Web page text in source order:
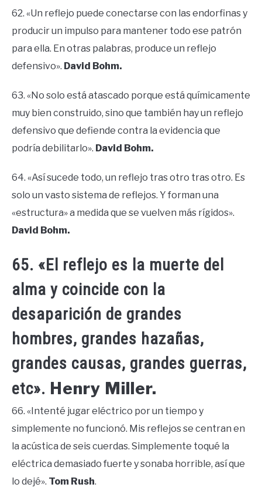
62. «Un reflejo puede conectarse con las endorfinas y
producir un impulso para mantener todo ese patrón
para ella. En otras palabras, produce un reflejo
defensivo». David Bohm.
63. «No solo está atascado porque está químicamente
muy bien construido, sino que también hay un reflejo
defensivo que defiende contra la evidencia que
podría debilitarlo». David Bohm.
64. «Así sucede todo, un reflejo tras otro tras otro. Es
solo un vasto sistema de reflejos. Y forman una
«estructura» a medida que se vuelven más rígidos».
David Bohm.
65. «El reflejo es la muerte del
alma y coincide con la
desaparición de grandes
hombres, grandes hazañas,
grandes causas, grandes guerras,
etc». Henry Miller.
66. «Intenté jugar eléctrico por un tiempo y
simplemente no funcionó. Mis reflejos se centran en
la acústica de seis cuerdas. Simplemente toqué la
eléctrica demasiado fuerte y sonaba horrible, así que
lo dejé». Tom Rush.